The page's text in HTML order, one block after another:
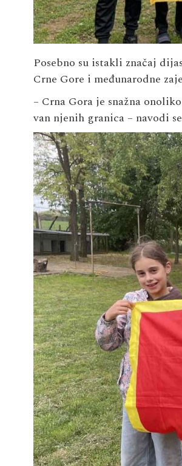
Posebno su istakli značaj
Crne Gore i međunarodne
– Crna Gora je snažna
van njenih granica – navodi